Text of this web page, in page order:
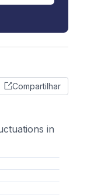
Compartilhar
in